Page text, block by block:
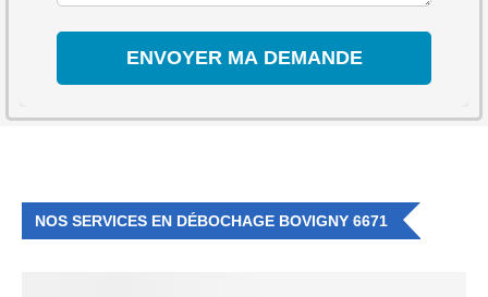
NOS SERVICES EN DÉBOCHAGE BOVIGNY 6671